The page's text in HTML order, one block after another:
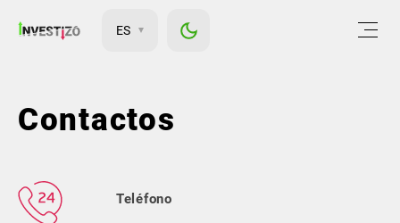
ES
Contactos
Teléfono